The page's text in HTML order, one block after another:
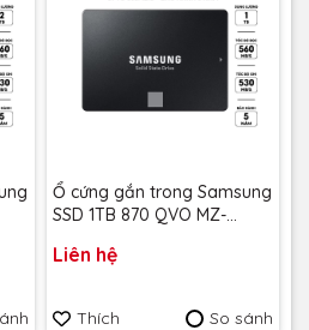
Ổ cứng gắn trong Samsung
SSD 1TB 870 QVO MZ-
năm
Liên hệ
Thích So sánh